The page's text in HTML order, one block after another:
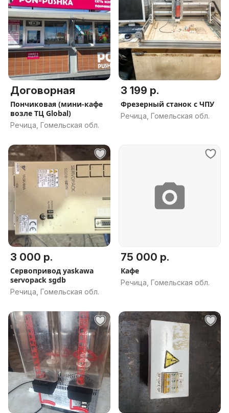
Договорная
Пончиковая (мини-кафе
возле ТЦ Global)
Речица, Гомельская обл.
3 199 р.
Фрезерный станок с ЧПУ
Речица, Гомельская обл.
3 000 р.
Сервопривод yaskawa
servopack sgdb
Речица, Гомельская обл.
75 000 р.
Кафе
Речица, Гомельская обл.